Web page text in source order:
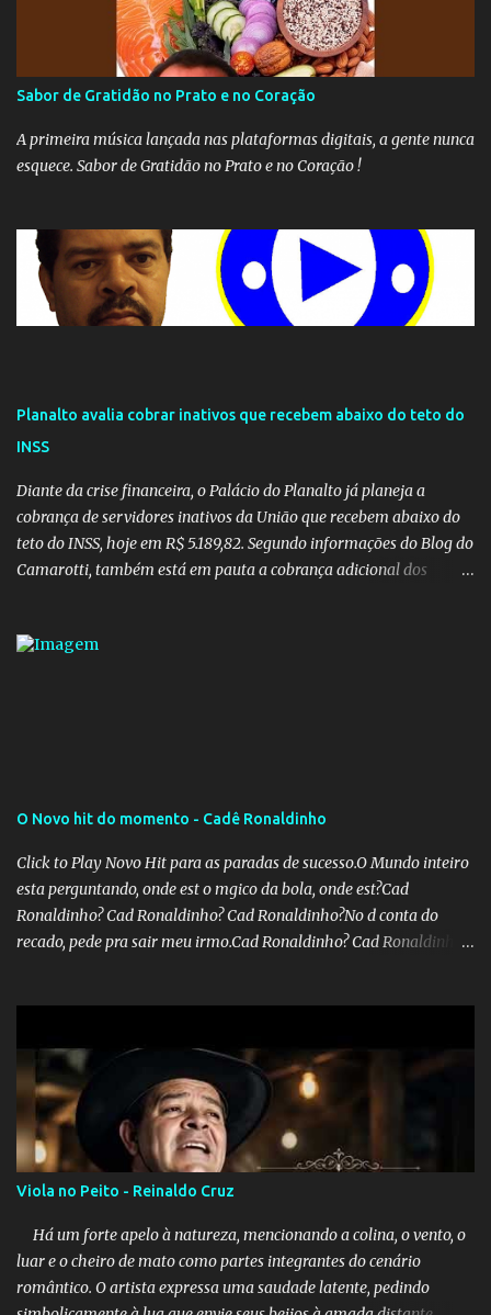
Sabor de Gratidão no Prato e no Coração
A primeira música lançada nas plataformas digitais, a gente nunca
esquece. Sabor de Gratidão no Prato e no Coração !
Planalto avalia cobrar inativos que recebem abaixo do teto do
INSS
Diante da crise financeira, o Palácio do Planalto já planeja a
cobrança de servidores inativos da União que recebem abaixo do
teto do INSS, hoje em R$ 5.189,82. Segundo informações do Blog do
Camarotti, também está em pauta a cobrança adicional dos
aumentar o percentual de recolhimento para 14%. De acordo com
O Novo hit do momento - Cadê Ronaldinho
Click to Play Novo Hit para as paradas de sucesso.O Mundo inteiro
esta perguntando, onde est o mgico da bola, onde est?Cad
Ronaldinho? Cad Ronaldinho? Cad Ronaldinho?No d conta do
recado, pede pra sair meu irmo.Cad Ronaldinho? Cad Ronaldinho?
Viola no Peito - Reinaldo Cruz
Há um forte apelo à natureza, mencionando a colina, o vento, o
luar e o cheiro de mato como partes integrantes do cenário
romântico. O artista expressa uma saudade latente, pedindo